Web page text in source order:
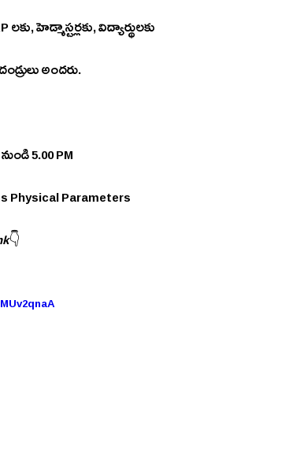
హెడ్మాస్టర్లకు, విద్యార్థులకు
అందరు.
5.00 PM
Physical Parameters
👇